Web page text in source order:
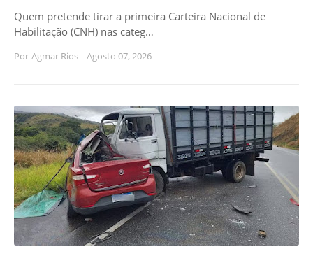
Quem pretende tirar a primeira Carteira Nacional de
Habilitação (CNH) nas categ…
Por Agmar Rios - Agosto 07, 2026